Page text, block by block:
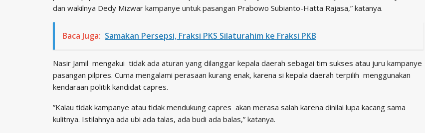
dan wakilnya Dedy Mizwar kampanye untuk pasangan Prabowo Subianto-Hatta Rajasa,” katanya.
Baca Juga: Samakan Persepsi, Fraksi PKS Silaturahim ke Fraksi PKB
Nasir Jamil mengakui tidak ada aturan yang dilanggar kepala daerah sebagai tim sukses atau juru kampanye
pasangan pilpres. Cuma mengalami perasaan kurang enak, karena si kepala daerah terpilih menggunakan
kendaraan politik kandidat capres.
”Kalau tidak kampanye atau tidak mendukung capres akan merasa salah karena dinilai lupa kacang sama
kulitnya. Istilahnya ada ubi ada talas, ada budi ada balas,” katanya.